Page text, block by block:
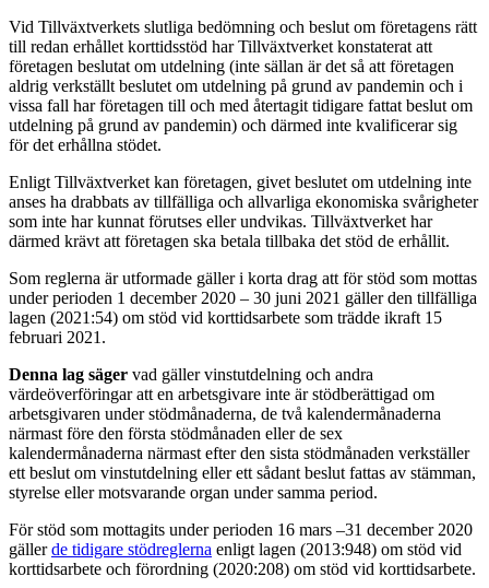
Vid Tillväxtverkets slutliga bedömning och beslut om företagens rätt
till redan erhållet korttidsstöd har Tillväxtverket konstaterat att
företagen beslutat om utdelning (inte sällan är det så att företagen
aldrig verkställt beslutet om utdelning på grund av pandemin och i
vissa fall har företagen till och med återtagit tidigare fattat beslut om
utdelning på grund av pandemin) och därmed inte kvalificerar sig
för det erhållna stödet.
Enligt Tillväxtverket kan företagen, givet beslutet om utdelning inte
anses ha drabbats av tillfälliga och allvarliga ekonomiska svårigheter
som inte har kunnat förutses eller undvikas. Tillväxtverket har
därmed krävt att företagen ska betala tillbaka det stöd de erhållit.
Som reglerna är utformade gäller i korta drag att för stöd som mottas
under perioden 1 december 2020 – 30 juni 2021 gäller den tillfälliga
lagen (2021:54) om stöd vid korttidsarbete som trädde ikraft 15
februari 2021.
Denna lag säger vad gäller vinstutdelning och andra
värdeöverföringar att en arbetsgivare inte är stödberättigad om
arbetsgivaren under stödmånaderna, de två kalendermånaderna
närmast före den första stödmånaden eller de sex
kalendermånaderna närmast efter den sista stödmånaden verkställer
ett beslut om vinstutdelning eller ett sådant beslut fattas av stämman,
styrelse eller motsvarande organ under samma period.
För stöd som mottagits under perioden 16 mars –31 december 2020
gällerde tidigare stödreglerna enligt lagen (2013:948) om stöd vid
korttidsarbete och förordning (2020:208) om stöd vid korttidsarbete.